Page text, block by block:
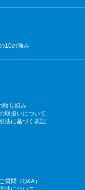
10の強み
取り組み
取扱いについて
法に基づく表記
質問（Q&A）